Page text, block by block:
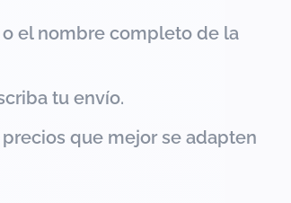
el nombre completo de la
tu envío.
que mejor se adapten